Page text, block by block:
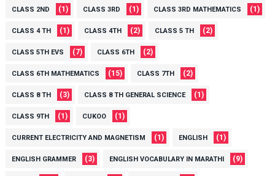
CLASS 2ND (1) CLASS 3RD (1) CLASS 3RD MATHEMATICS (1)
CLASS 4 TH (1) CLASS 4TH (2) CLASS 5 TH (2)
CLASS 5TH EVS (7) CLASS 6TH (2)
CLASS 6TH MATHEMATICS (15) CLASS 7TH (2)
CLASS 8 TH (3) CLASS 8 TH GENERAL SCIENCE (1)
CLASS 9TH (1) CUKOO (1)
CURRENT ELECTRICITY AND MAGNETISM (1) ENGLISH (1)
ENGLISH GRAMMER (3) ENGLISH VOCABULARY IN MARATHI (9)